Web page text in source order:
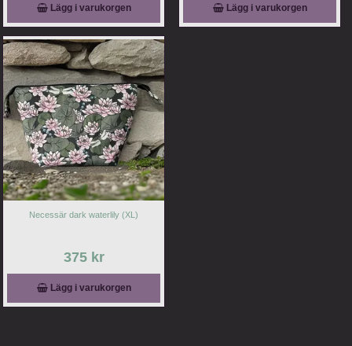
Lägg i varukorgen Lägg i varukorgen
Necessär dark waterlily (XL)
375 kr
Lägg i varukorgen